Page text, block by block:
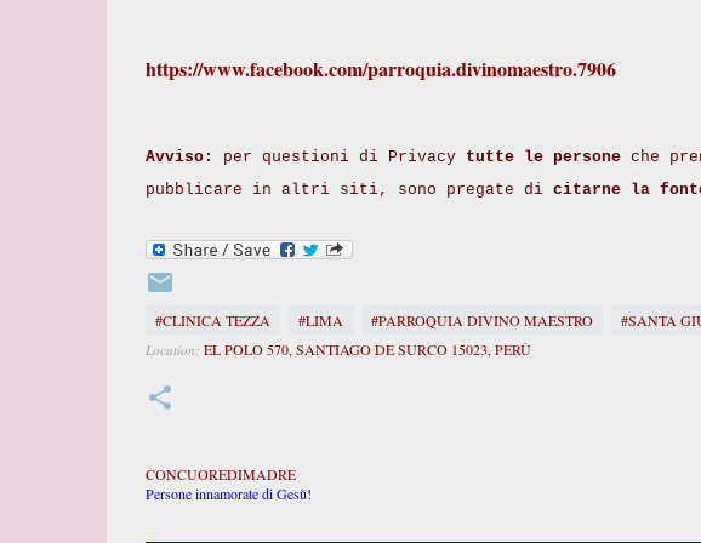
https://www.facebook.com/parroquia.divinomaestro.7906
Avviso: per questioni di Privacy tutte le personeche
pubblicare in altri siti, sono pregate di citarne la
#CLINICA TEZZA #LIMA #PARROQUIA DIVINO MAESTRO #SANTA
Location: EL POLO 570, SANTIAGO DE SURCO 15023, PERÙ
CONCUOREDIMADRE
Persone innamorate di Gesù!